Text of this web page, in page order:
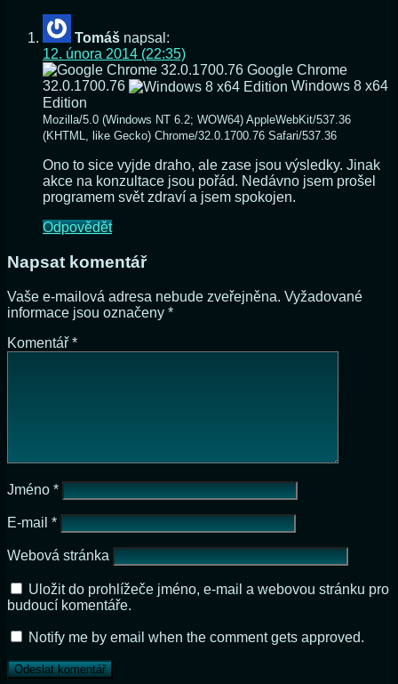
Tomáš napsal:
12. února 2014 (22:35)
Google Chrome
32.0.1700.76
Windows 8 x64
Edition
Mozilla/5.0 (Windows NT 6.2; WOW64) AppleWebKit/537.36
(KHTML, like Gecko) Chrome/32.0.1700.76 Safari/537.36
Ono to sice vyjde draho, ale zase jsou výsledky. Jinak
akce na konzultace jsou pořád. Nedávno jsem prošel
programem svět zdraví a jsem spokojen.
Odpovědět
Napsat komentář
Vaše e-mailová adresa nebude zveřejněna. Vyžadované
informace jsou označeny *
Komentář *
Jméno *
E-mail *
Webová stránka
Uložit do prohlížeče jméno, e-mail a webovou stránku pro
budoucí komentáře.
Notify me by email when the comment gets approved.